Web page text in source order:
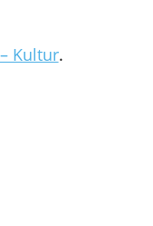
Kultur.